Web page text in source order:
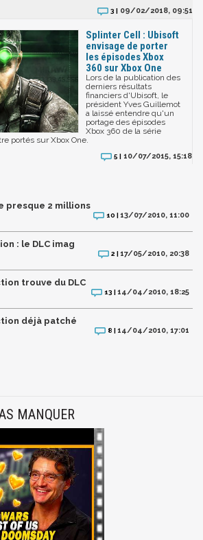
3 | 09/02/2018, 09:51
Splinter Cell : Ubisoft
envisage de porter
les épisodes Xbox
360 sur Xbox One
Lors de la publication des
derniers résultats
financiers d'Ubisoft, le
président Yves Guillemot
a laissé entendre qu'un
portage des épisodes
Xbox 360 de la série
portés sur Xbox One.
5 | 10/07/2015, 15:18
presque 2 millions
10 |13/07/2010, 11:00
: le DLC imag
2 |17/05/2010, 20:38
trouve du DLC
13 |14/04/2010, 18:25
déjà patché
8 |14/04/2010, 17:01
MANQUER